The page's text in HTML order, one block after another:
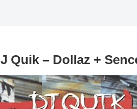
Quik – Dollaz +